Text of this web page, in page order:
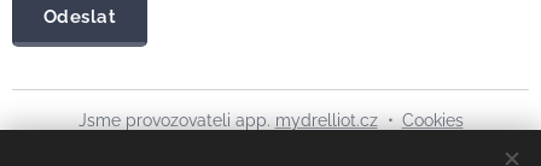
Odeslat
Jsme provozovateli app. mydrelliot.cz Cookies